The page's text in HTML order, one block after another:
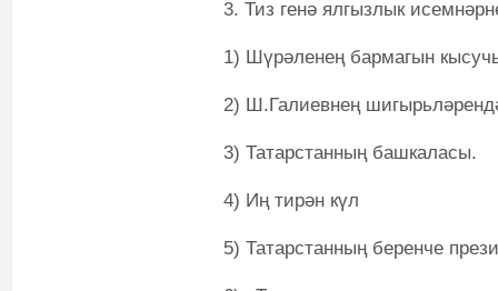
3. Тиз генә ялгызлык
1) Шүрәленең бармагын
2) Ш.Галиевнең
3) Татарстанның башкаласы.
4) Иң тирән күл
5) Татарстанның беренче